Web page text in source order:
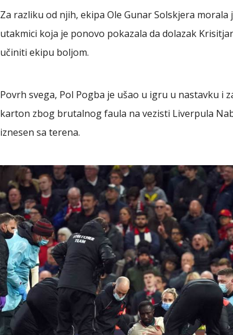
Za razliku od njih, ekipa Ole Gunar Solskjera morala
utakmici koja je ponovo pokazala da dolazak
učiniti ekipu boljom.
Povrh svega, Pol Pogba je ušao u igru u nastavku i
karton zbog brutalnog faula na vezisti Liverpula
iznesen sa terena.